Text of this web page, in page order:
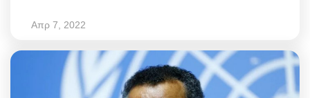
Απρ 7, 2022